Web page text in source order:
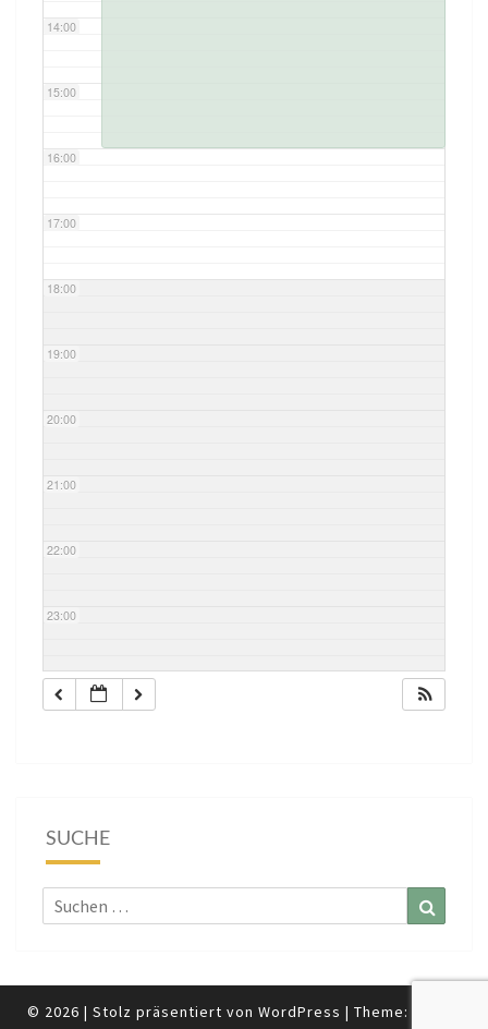
14:00
15:00
16:00
17:00
18:00
19:00
20:00
21:00
22:00
23:00
SUCHE
Suchen
nach:
© 2026 | Stolz präsentiert von WordPress | Theme: